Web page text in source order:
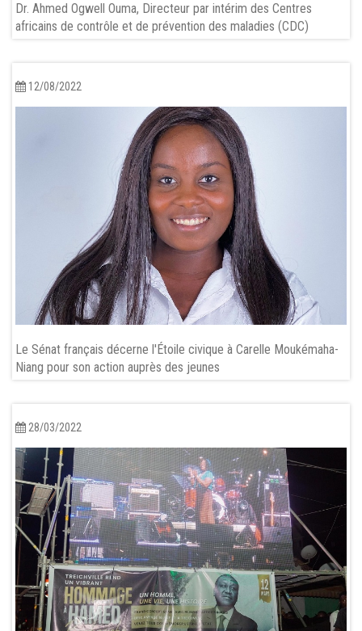
Dr. Ahmed Ogwell Ouma, Directeur par intérim des Centres
africains de contrôle et de prévention des maladies (CDC)
12/08/2022
Le Sénat français décerne l'Étoile civique à Carelle Moukémaha-
Niang pour son action auprès des jeunes
28/03/2022